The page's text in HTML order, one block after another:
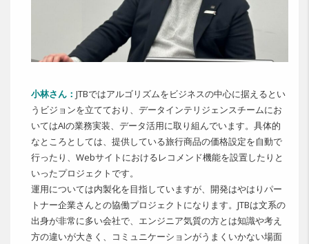
小林さん： JTBではアルゴリズムをビジネスの中心に据えるとい
うビジョンを立てており、データインテリジェンスチームにお
いてはAIの業務実装、データ活用に取り組んでいます。具体的
なところとしては、提供している旅行商品の価格設定を自動で
行ったり、Webサイトにおけるレコメンド機能を設置したりと
いったプロジェクトです。
運用については内製化を目指していますが、開発はやはりパー
トナー企業さんとの協働プロジェクトになります。JTBは文系の
出身が非常に多い会社で、エンジニア気質の方とは知識や考え
方の違いが大きく、コミュニケーションがうまくいかない場面